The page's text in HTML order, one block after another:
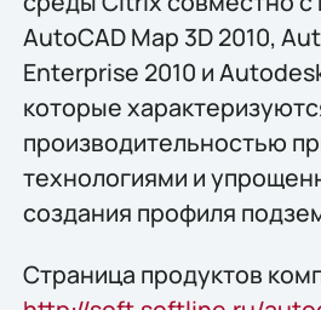
AutoCAD Map 3D 2010,
Enterprise 2010 и
которые
производительностью
технологиями и
создания профиля
Страница продуктов